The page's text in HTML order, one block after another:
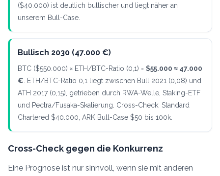
($40.000) ist deutlich bullischer und liegt näher an
unserem Bull-Case.
Bullisch 2030 (47.000 €)
BTC ($550.000) × ETH/BTC-Ratio (0,1) = $55.000 ≈ 47.000
€ . ETH/BTC-Ratio 0,1 liegt zwischen Bull 2021 (0,08) und
ATH 2017 (0,15), getrieben durch RWA-Welle, Staking-ETF
und Pectra/Fusaka-Skalierung. Cross-Check: Standard
Chartered $40.000, ARK Bull-Case $50 bis 100k.
Cross-Check gegen die Konkurrenz
Eine Prognose ist nur sinnvoll, wenn sie mit anderen